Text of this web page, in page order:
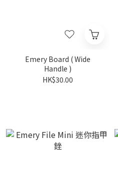
Emery Board ( Wide
Handle )
HK$30.00